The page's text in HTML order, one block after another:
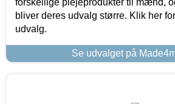
bliver deres udvalg større. Klik her
udvalg.
Se udvalget på